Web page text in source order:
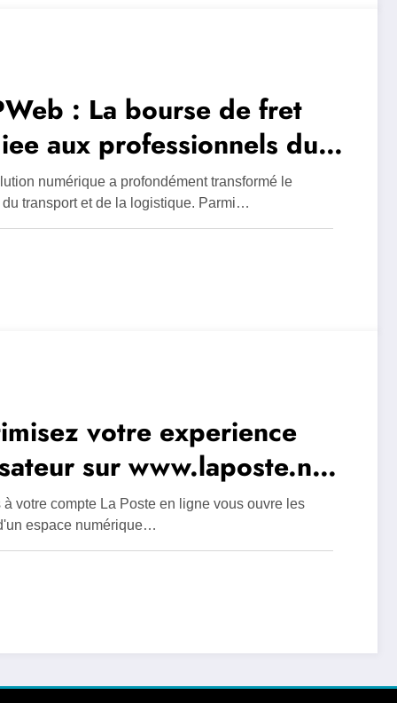
: La bourse de fret
aux professionnels du
qui revolutionne la
moderne
numérique a profondément transformé le
du transport et de la logistique. Parmi…
votre experience
sur www.laposte.net
compte en ligne La Poste
aux parametres
à votre compte La Poste en ligne vous ouvre les
espace numérique…